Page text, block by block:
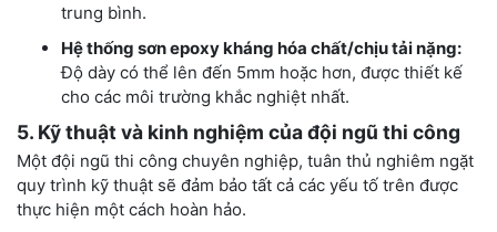
trung bình.
Hệ thống sơn epoxy kháng hóa chất/chịu tải nặng:
Độ dày có thể lên đến 5mm hoặc hơn, được thiết kế
cho các môi trường khắc nghiệt nhất.
5. Kỹ thuật và kinh nghiệm của đội ngũ thi công
Một đội ngũ thi công chuyên nghiệp, tuân thủ nghiêm ngặt
quy trình kỹ thuật sẽ đảm bảo tất cả các yếu tố trên được
thực hiện một cách hoàn hảo.